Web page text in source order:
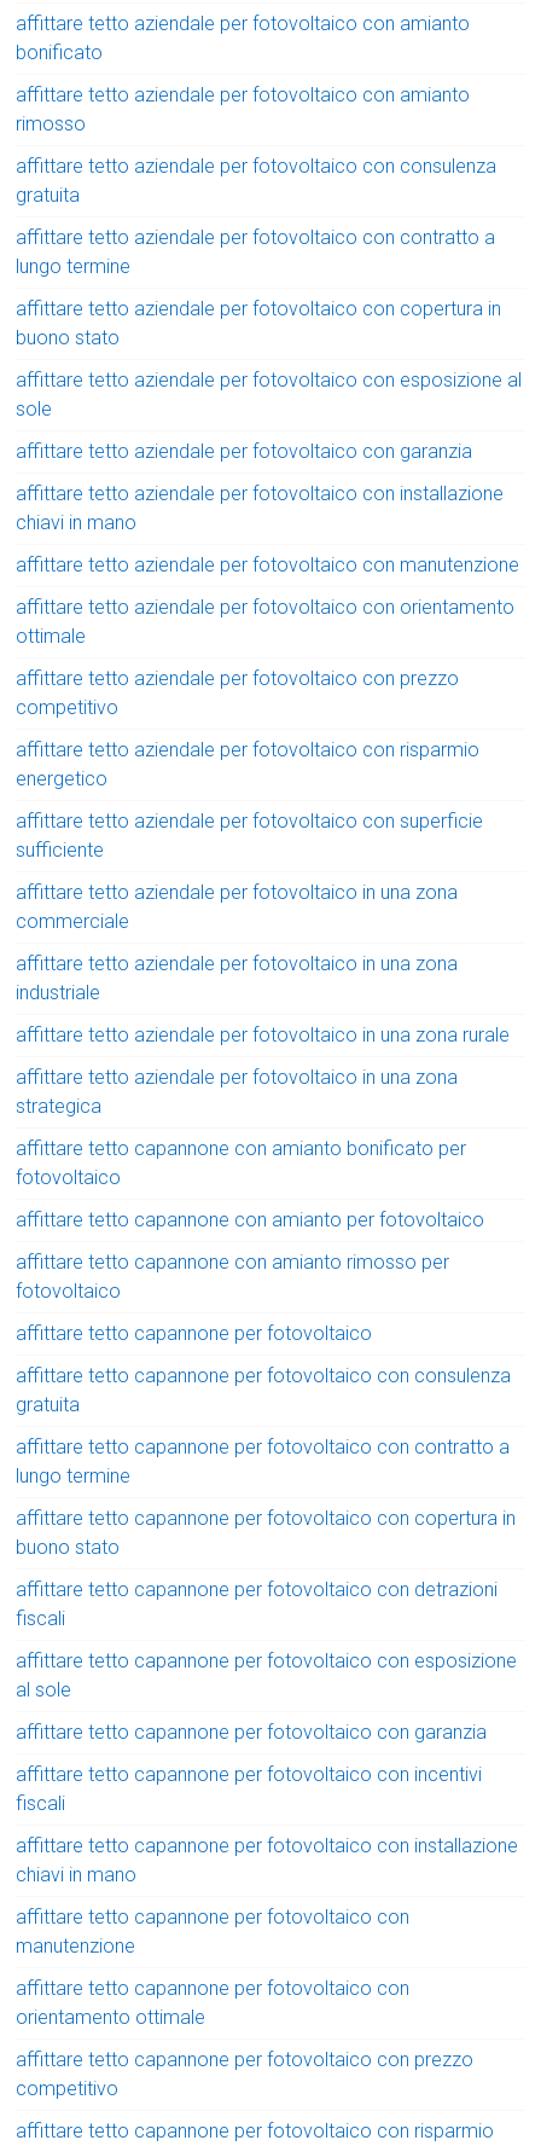
affittare tetto aziendale per fotovoltaico con amianto
bonificato
affittare tetto aziendale per fotovoltaico con amianto
rimosso
affittare tetto aziendale per fotovoltaico con consulenza
gratuita
affittare tetto aziendale per fotovoltaico con contratto a
lungo termine
affittare tetto aziendale per fotovoltaico con copertura in
buono stato
affittare tetto aziendale per fotovoltaico con esposizione al
sole
affittare tetto aziendale per fotovoltaico con garanzia
affittare tetto aziendale per fotovoltaico con installazione
chiavi in mano
affittare tetto aziendale per fotovoltaico con manutenzione
affittare tetto aziendale per fotovoltaico con orientamento
ottimale
affittare tetto aziendale per fotovoltaico con prezzo
competitivo
affittare tetto aziendale per fotovoltaico con risparmio
energetico
affittare tetto aziendale per fotovoltaico con superficie
sufficiente
affittare tetto aziendale per fotovoltaico in una zona
commerciale
affittare tetto aziendale per fotovoltaico in una zona
industriale
affittare tetto aziendale per fotovoltaico in una zona rurale
affittare tetto aziendale per fotovoltaico in una zona
strategica
affittare tetto capannone con amianto bonificato per
fotovoltaico
affittare tetto capannone con amianto per fotovoltaico
affittare tetto capannone con amianto rimosso per
fotovoltaico
affittare tetto capannone per fotovoltaico
affittare tetto capannone per fotovoltaico con consulenza
gratuita
affittare tetto capannone per fotovoltaico con contratto a
lungo termine
affittare tetto capannone per fotovoltaico con copertura in
buono stato
affittare tetto capannone per fotovoltaico con detrazioni
fiscali
affittare tetto capannone per fotovoltaico con esposizione
al sole
affittare tetto capannone per fotovoltaico con garanzia
affittare tetto capannone per fotovoltaico con incentivi
fiscali
affittare tetto capannone per fotovoltaico con installazione
chiavi in mano
affittare tetto capannone per fotovoltaico con
manutenzione
affittare tetto capannone per fotovoltaico con
orientamento ottimale
affittare tetto capannone per fotovoltaico con prezzo
competitivo
affittare tetto capannone per fotovoltaico con risparmio